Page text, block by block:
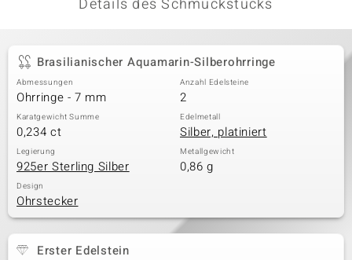
Classics
Details des Schmuckstücks
Brasilianischer Aquamarin-Silberohrringe
Abmessungen
Ohrringe - 7 mm
Anzahl Edelsteine
2
Karatgewicht Summe
0,234 ct
Edelmetall
Silber, platiniert
Legierung
925er Sterling Silber
Metallgewicht
0,86 g
Design
Ohrstecker
Erster Edelstein